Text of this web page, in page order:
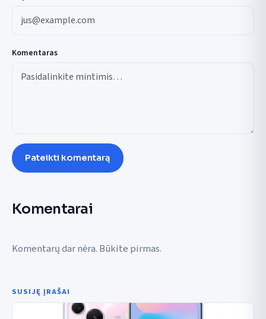
Komentaras
Pateikti komentarą
Komentarai
Komentarų dar nėra. Būkite pirmas.
SUSIJĘ ĮRAŠAI